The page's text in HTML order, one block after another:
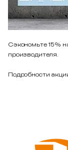
Сэкономьте 15%
производителя.
Подробности